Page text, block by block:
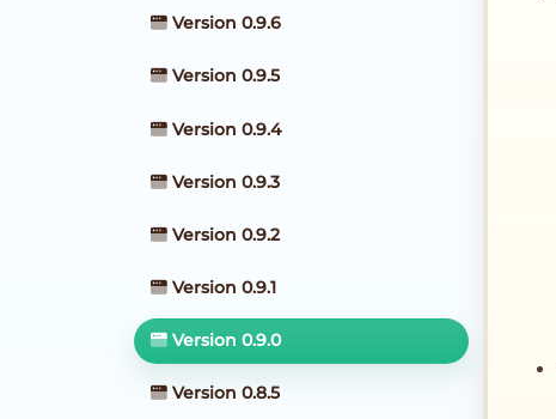
Version 0.9.6
Version 0.9.5
Version 0.9.4
Version 0.9.3
Version 0.9.2
Version 0.9.1
Version 0.9.0
Version 0.8.5